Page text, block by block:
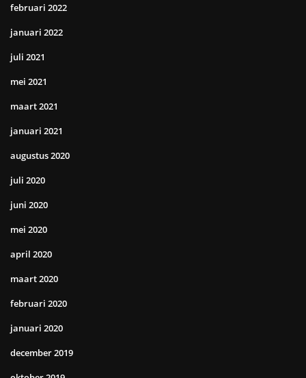
februari 2022
januari 2022
juli 2021
mei 2021
maart 2021
januari 2021
augustus 2020
juli 2020
juni 2020
mei 2020
april 2020
maart 2020
februari 2020
januari 2020
december 2019